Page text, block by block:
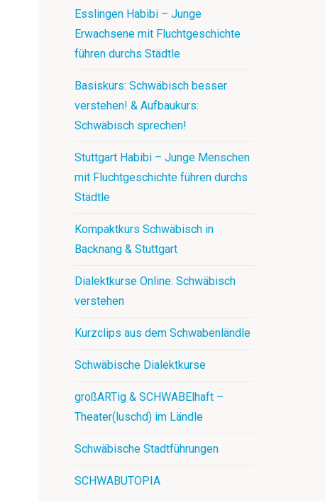
Esslingen Habibi – Junge
Erwachsene mit Fluchtgeschichte
führen durchs Städtle
Basiskurs: Schwäbisch besser
verstehen! & Aufbaukurs:
Schwäbisch sprechen!
Stuttgart Habibi – Junge Menschen
mit Fluchtgeschichte führen durchs
Städtle
Kompaktkurs Schwäbisch in
Backnang & Stuttgart
Dialektkurse Online: Schwäbisch
verstehen
Kurzclips aus dem Schwabenländle
Schwäbische Dialektkurse
großARTig & SCHWABElhaft –
Theater(luschd) im Ländle
Schwäbische Stadtführungen
SCHWABUTOPIA